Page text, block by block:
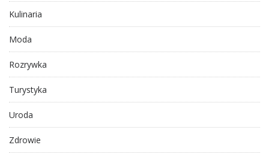
Kulinaria
Moda
Rozrywka
Turystyka
Uroda
Zdrowie